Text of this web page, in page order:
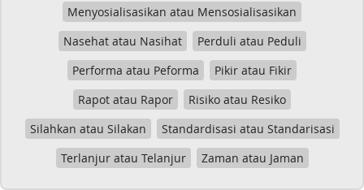
Menyosialisasikan atau Mensosialisasikan
Nasehat atau Nasihat
Perduli atau Peduli
Performa atau Peforma
Pikir atau Fikir
Rapot atau Rapor
Risiko atau Resiko
Silahkan atau Silakan
Standardisasi atau Standarisasi
Terlanjur atau Telanjur
Zaman atau Jaman